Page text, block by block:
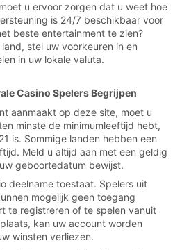
u ervoor zorgen dat u weet hoe
is 24/7 beschikbaar voor
beste entertainment te zien?
stel uw voorkeuren in en
in uw lokale valuta.
Casino Spelers Begrijpen
aanmaakt op deze site, moet u
minste de minimumleeftijd hebt,
is. Sommige landen hebben een
Meld u altijd aan met een geldig
geboortedatum bewijst.
deelname toestaat. Spelers uit
mogelijk geen toegang
te registreren of te spelen vanuit
kan uw account worden
winsten verliezen.